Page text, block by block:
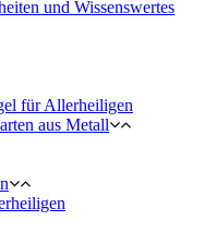
und Wissenswertes
für Allerheiligen
aus Metall